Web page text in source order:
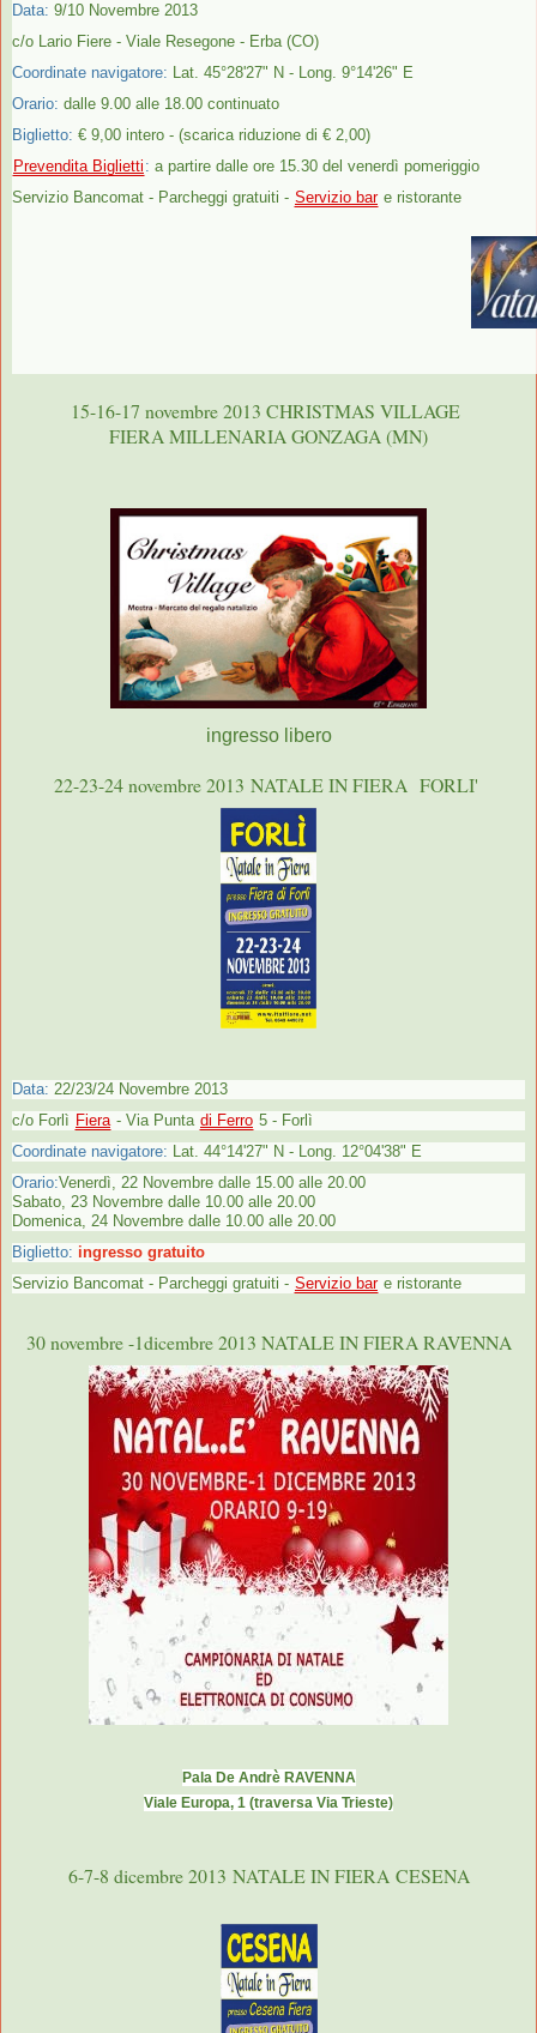
Data: 9/10 Novembre 2013
c/o Lario Fiere - Viale Resegone - Erba (CO)
Coordinate navigatore: Lat. 45°28'27" N - Long. 9°14'26" E
Orario: dalle 9.00 alle 18.00 continuato
Biglietto: € 9,00 intero - (scarica riduzione di € 2,00)
Prevendita Biglietti : a partire dalle ore 15.30 del venerdì pomeriggio
Servizio Bancomat - Parcheggi gratuiti - Servizio bar e ristorante
15-16-17 novembre 2013 CHRISTMAS VILLAGE
FIERA MILLENARIA GONZAGA (MN)
ingresso libero
22-23-24 novembre 2013 NATALE IN FIERA FORLI'
Data: 22/23/24 Novembre 2013
c/o Forlì Fiera - Via Punta di Ferro 5 - Forlì
Coordinate navigatore: Lat. 44°14'27" N - Long. 12°04'38" E
Orario:Venerdì, 22 Novembre dalle 15.00 alle 20.00
Sabato, 23 Novembre dalle 10.00 alle 20.00
Domenica, 24 Novembre dalle 10.00 alle 20.00
Biglietto: ingresso gratuito
Servizio Bancomat - Parcheggi gratuiti - Servizio bar e ristorante
30 novembre -1dicembre 2013 NATALE IN FIERA RAVENNA
Pala De Andrè RAVENNA
Viale Europa, 1 (traversa Via Trieste)
6-7-8 dicembre 2013 NATALE IN FIERACESENA